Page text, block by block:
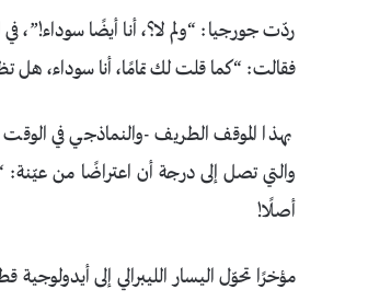
ردّت جورجيا: “ولم لا؟، أنا أيضًا سوداء!”،
فقالت: “كما قلت لك تمامًا، أنا سوداء،
بهذا الموقف الطريف -والنماذجي في الوقت
والتي تصل إلى درجة أن اعتراضًا من
أصلًا!
مؤخرًا تحوّل اليسار الليبرالي إلى